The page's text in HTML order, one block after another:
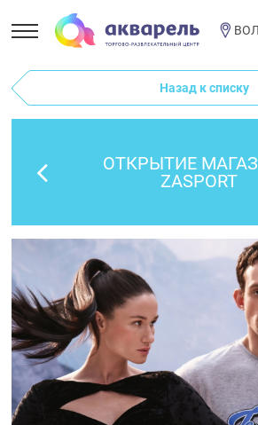
Назад к списку
ОТКРЫТИЕ
ZASPORT